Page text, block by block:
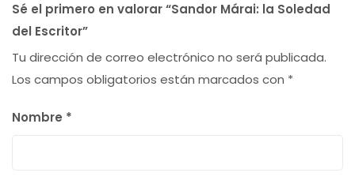
Sé el primero en valorar “Sandor Márai: la Soledad
del Escritor”
Tu dirección de correo electrónico no será publicada.
Los campos obligatorios están marcados con *
Nombre *